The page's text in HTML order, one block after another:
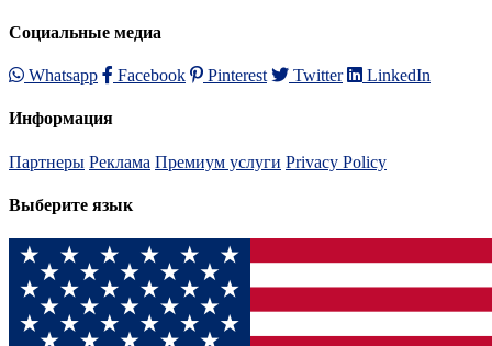
Социальные медиа
Whatsapp Facebook Pinterest Twitter LinkedIn
Информация
Партнеры Реклама Премиум услуги Privacy Policy
Выберите язык